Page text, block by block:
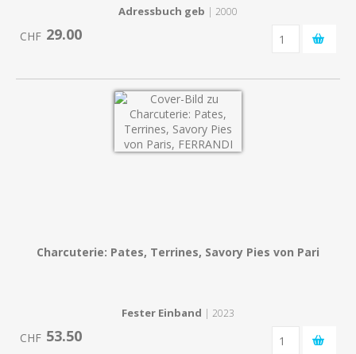
Adressbuch geb | 2000
CHF 29.00
Charcuterie: Pates, Terrines, Savory Pies von Pari
Fester Einband | 2023
CHF 53.50